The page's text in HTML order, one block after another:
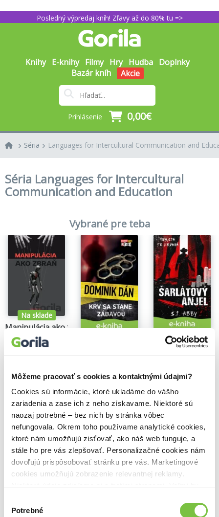
Môžeme pracovať s cookies a kontaktnými údajmi?
Cookies sú informácie, ktoré ukladáme do vášho
zariadenia a zase ich z neho získavame. Niektoré sú
naozaj potrebné – bez nich by stránka vôbec
nefungovala. Okrem toho používame analytické cookies,
ktoré nám umožňujú zisťovať, ako náš web funguje, a
stále ho pre vás zlepšovať. Personalizačné cookies nám
dovoľujú prispôsobovať stránku pre vás. Marketingové
cookies umožňujú zobrazenie relevantnej reklamy.
cookies.
súhlasu
Potrebné
Posledný výpredaj kníh! Zľavy až do 80% tu =>
Knihy E-knihy Filmy Hry Hudba Doplnky
Bazár kníh
Akcie
Prihlásenie 0,00€
Séria Languages for Intercultural Communication and
Séria Languages for Intercultural
Communication and Education
Vybrané pre teba
Na sklade
Manipulácia ako zbraň
Tomáš Vepi
15,79€ Šarlátový anjel
S.T. Abby
5,84€
Našli sme0titulov
Zoradiť podľa:
Filtrovať